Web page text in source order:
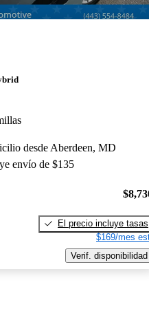
desde Aberdeen, MD
envío de $135
El precio incluye tasas
$169/mes
Verif. disponibilidad